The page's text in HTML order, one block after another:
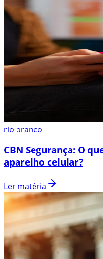
rio branco
CBN Segurança: O
aparelho celular?
Ler matéria